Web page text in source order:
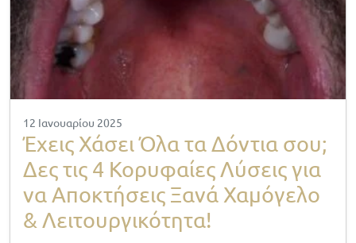
12 Ιανουαρίου 2025
Έχεις Χάσει Όλα τα Δόντια σου;
Δες τις 4 Κορυφαίες Λύσεις για
να Αποκτήσεις Ξανά Χαμόγελο
& Λειτουργικότητα!